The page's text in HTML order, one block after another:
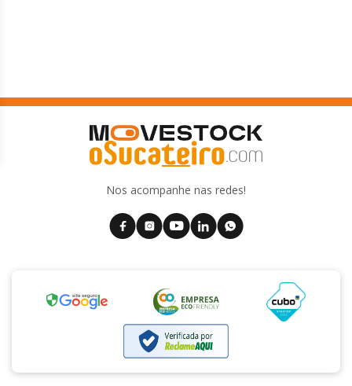
Nos acompanhe nas redes!